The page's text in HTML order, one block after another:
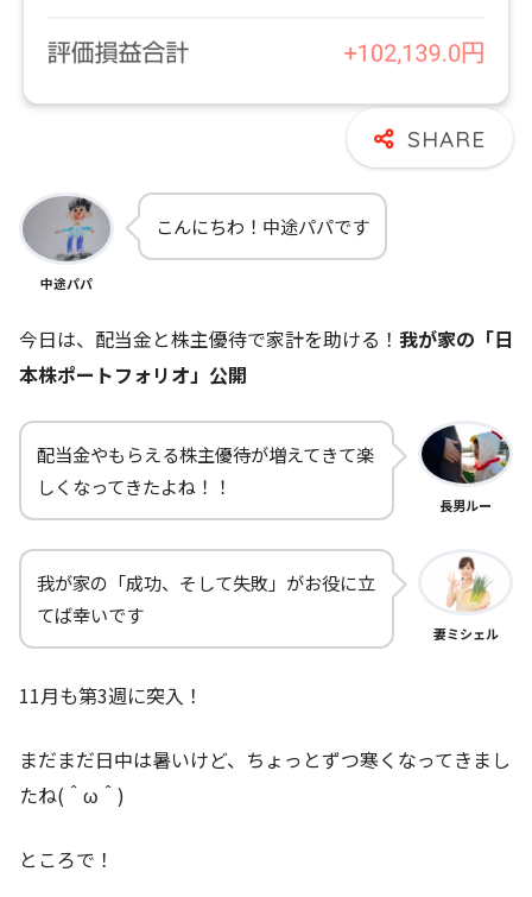
中途パパ
こんにちわ！中途パパです
今日は、配当金と株主優待で家計を助ける！ 我が家の「日
本株ポートフォリオ」公開
配当金やもらえる株主優待が増えてきて楽
しくなってきたよね！！
長男ルー
我が家の「成功、そして失敗」がお役に立
てば幸いです
妻ミシェル
11月も第3週に突入！
まだまだ日中は暑いけど、ちょっとずつ寒くなってきまし
たね(＾ω＾)
ところで！